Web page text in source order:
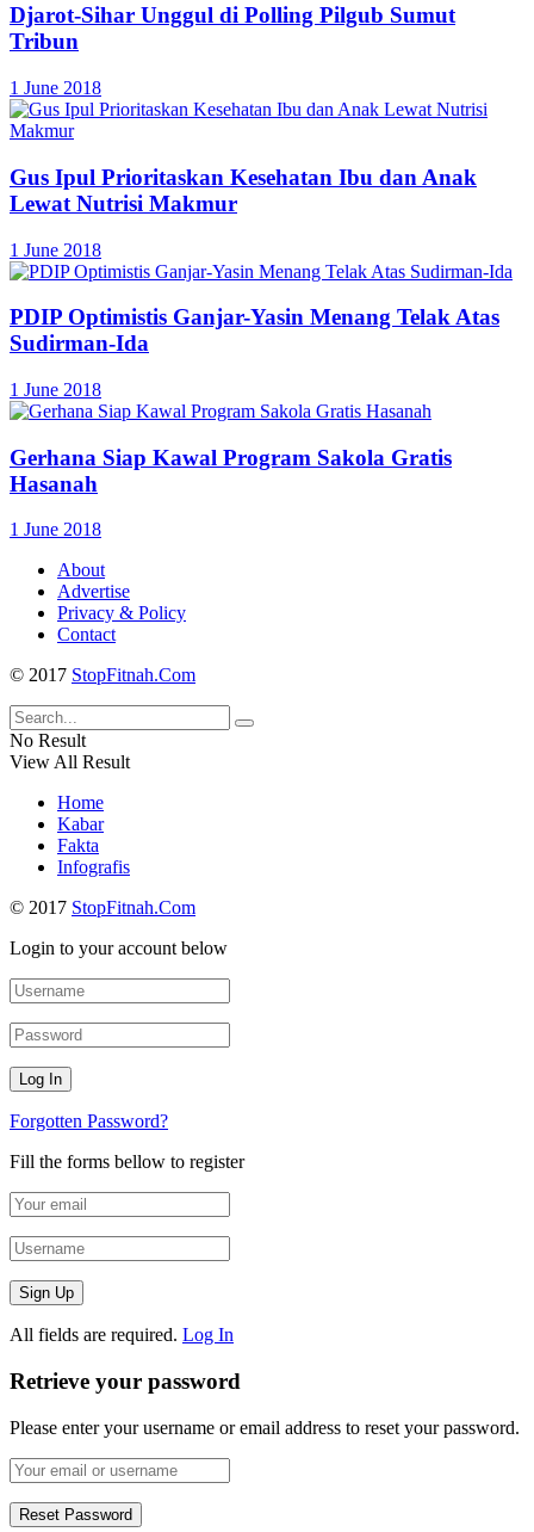
Djarot-Sihar Unggul di Polling Pilgub Sumut
Tribun
1 June 2018
Gus Ipul Prioritaskan Kesehatan Ibu dan Anak
Lewat Nutrisi Makmur
1 June 2018
PDIP Optimistis Ganjar-Yasin Menang Telak Atas
Sudirman-Ida
1 June 2018
Gerhana Siap Kawal Program Sakola Gratis
Hasanah
1 June 2018
About
Advertise
Privacy & Policy
Contact
© 2017 StopFitnah.Com
No Result
View All Result
Home
Kabar
Fakta
Infografis
© 2017 StopFitnah.Com
Login to your account below
Forgotten Password?
Fill the forms bellow to register
All fields are required. Log In
Retrieve your password
Please enter your username or email address to reset your password.